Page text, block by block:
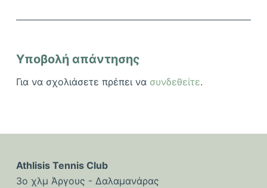
Υποβολή απάντησης
Για να σχολιάσετε πρέπει να συνδεθείτε.
Athlisis Tennis Club
3ο χλμ Άργους - Δαλαμανάρας